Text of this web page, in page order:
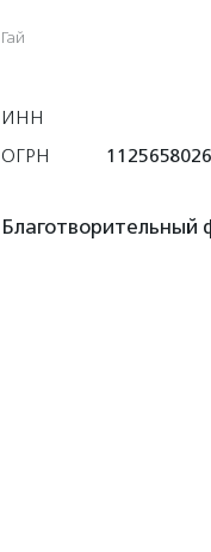
Гай
ИНН
ОГРН